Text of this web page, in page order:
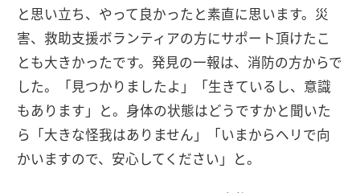
と思い立ち、やって良かったと素直に思います。災
害、救助支援ボランティアの方にサポート頂けたこ
とも大きかったです。発見の一報は、消防の方からで
した。「見つかりましたよ」「生きているし、意識
もあります」と。身体の状態はどうですかと聞いた
ら「大きな怪我はありません」「いまからヘリで向
かいますので、安心してください」と。